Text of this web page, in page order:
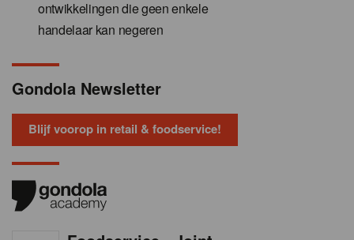
ontwikkelingen die geen enkele
handelaar kan negeren
Gondola Newsletter
Blijf voorop in retail & foodservice!